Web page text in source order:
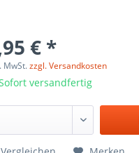
€ *
MwSt.zzgl. Versandkosten
versandfertig